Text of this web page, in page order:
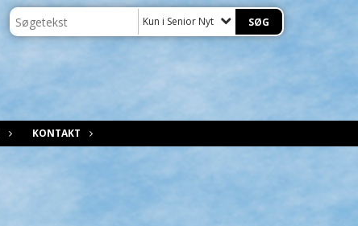
Kun i Senior Nyt
KONTAKT